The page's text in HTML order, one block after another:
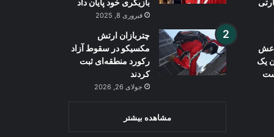
یک
بازیگری خود پایان داد
فبروری 8, 2025
چتربازان ارتش
مکسیکو در سقوط آزاد
رکورد منطقه‌ای ثبت
کردند
جولای 26, 2026
مشاهده بیشتر